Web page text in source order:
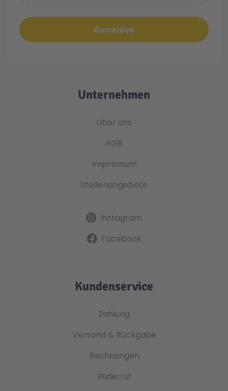
Anmelden
Unternehmen
Über uns
AGB
Impressum
Stellenangebote
Instagram
Facebook
Kundenservice
Zahlung
Versand & Rückgabe
Rechnungen
Widerruf